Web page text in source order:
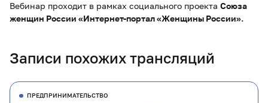
Вебинар проходит в рамках социального проекта Союза
женщин России «Интернет-портал «Женщины России».
Записи похожих трансляций
ПРЕДПРИНИМАТЕЛЬСТВО